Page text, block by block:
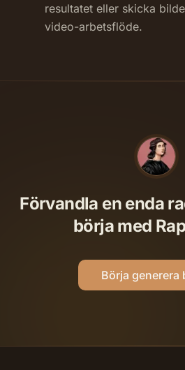
resultatet eller skicka
video-arbetsflöde.
Förvandla en enda
börja med
Börja generera